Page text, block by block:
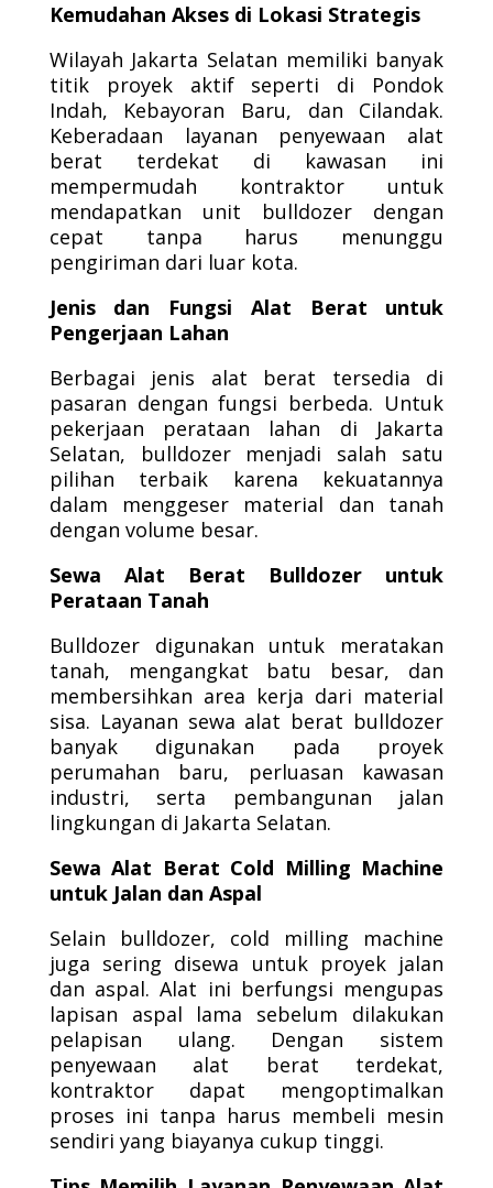
Kemudahan Akses di Lokasi Strategis
Wilayah Jakarta Selatan memiliki banyak
titik proyek aktif seperti di Pondok
Indah, Kebayoran Baru, dan Cilandak.
Keberadaan layanan penyewaan alat
berat terdekat di kawasan ini
mempermudah kontraktor untuk
mendapatkan unit bulldozer dengan
cepat tanpa harus menunggu
pengiriman dari luar kota.
Jenis dan Fungsi Alat Berat untuk
Pengerjaan Lahan
Berbagai jenis alat berat tersedia di
pasaran dengan fungsi berbeda. Untuk
pekerjaan perataan lahan di Jakarta
Selatan, bulldozer menjadi salah satu
pilihan terbaik karena kekuatannya
dalam menggeser material dan tanah
dengan volume besar.
Sewa Alat Berat Bulldozer untuk
Perataan Tanah
Bulldozer digunakan untuk meratakan
tanah, mengangkat batu besar, dan
membersihkan area kerja dari material
sisa. Layanan sewa alat berat bulldozer
banyak digunakan pada proyek
perumahan baru, perluasan kawasan
industri, serta pembangunan jalan
lingkungan di Jakarta Selatan.
Sewa Alat Berat Cold Milling Machine
untuk Jalan dan Aspal
Selain bulldozer, cold milling machine
juga sering disewa untuk proyek jalan
dan aspal. Alat ini berfungsi mengupas
lapisan aspal lama sebelum dilakukan
pelapisan ulang. Dengan sistem
penyewaan alat berat terdekat,
kontraktor dapat mengoptimalkan
proses ini tanpa harus membeli mesin
sendiri yang biayanya cukup tinggi.